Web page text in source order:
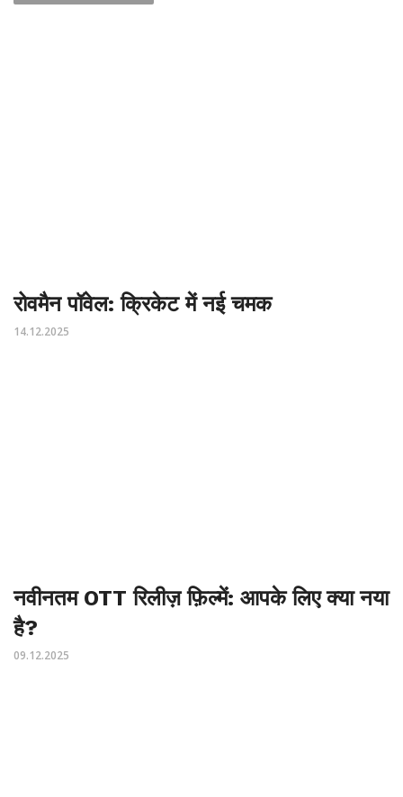
रोवमैन पॉवेल: क्रिकेट में नई चमक
14.12.2025
नवीनतम OTT रिलीज़ फ़िल्में: आपके लिए क्या नया
है?
09.12.2025